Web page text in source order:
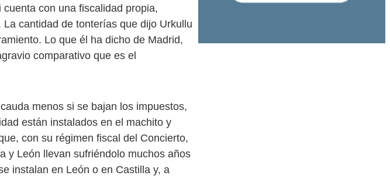
con una fiscalidad propia,
cantidad de tonterías que dijo Urkullu
Lo que él ha dicho de Madrid,
comparativo que es el
menos si se bajan los impuestos,
están instalados en el machito y
con su régimen fiscal del Concierto,
y León llevan sufriéndolo muchos años
instalan en León o en Castilla y, a